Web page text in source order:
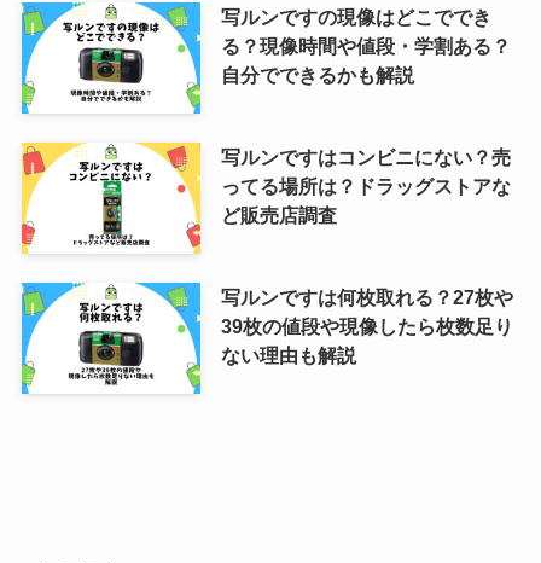
写ルンですの現像はどこででき
る？現像時間や値段・学割ある？
自分でできるかも解説
写ルンですはコンビニにない？売
ってる場所は？ドラッグストアな
ど販売店調査
写ルンですは何枚取れる？27枚や
39枚の値段や現像したら枚数足り
ない理由も解説